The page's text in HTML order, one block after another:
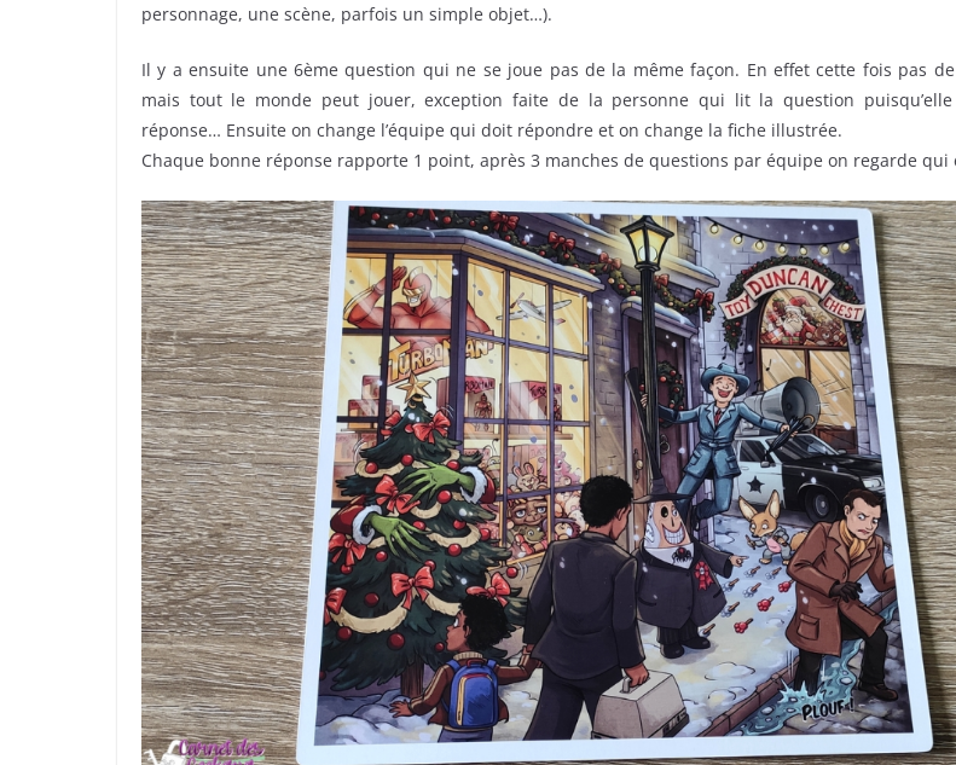
personnage, une scène, parfois un simple objet…).
Il y a ensuite une 6ème question qui ne se joue pas de la même façon. En effet cette fois pas
mais tout le monde peut jouer, exception faite de la personne qui lit la question
réponse… Ensuite on change l’équipe qui doit répondre et on change la fiche illustrée.
Chaque bonne réponse rapporte 1 point, après 3 manches de questions par équipe on regarde qui